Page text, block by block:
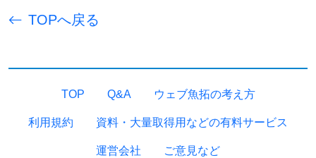
TOPへ戻る
TOP Q&A ウェブ魚拓の考え方
利用規約 資料・大量取得用などの有料サービス
運営会社 ご意見など